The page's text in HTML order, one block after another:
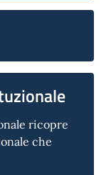
ricopre
che